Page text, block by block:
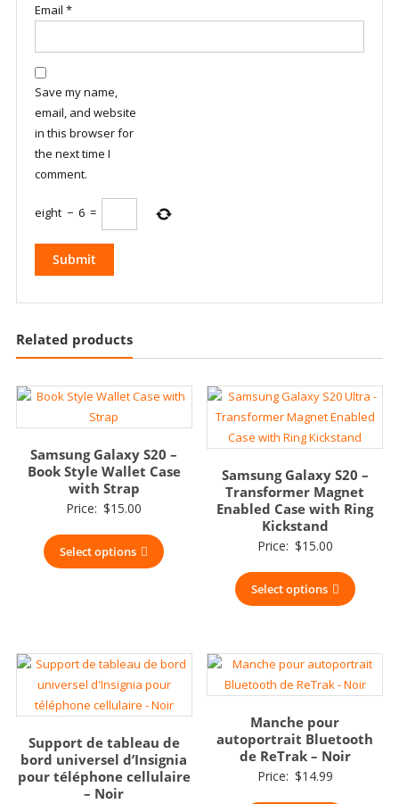
Email *
Save my name,
email, and website
in this browser for
the next time I
comment.
eight − 6 =
Related products
Samsung Galaxy S20 –
Book Style Wallet Case
with Strap
Price: $15.00
Select options
Samsung Galaxy S20 –
Transformer Magnet
Enabled Case with Ring
Kickstand
Price: $15.00
Select options
Support de tableau de
bord universel d’Insignia
pour téléphone cellulaire
– Noir
Manche pour
autoportrait Bluetooth
de ReTrak – Noir
Price: $14.99